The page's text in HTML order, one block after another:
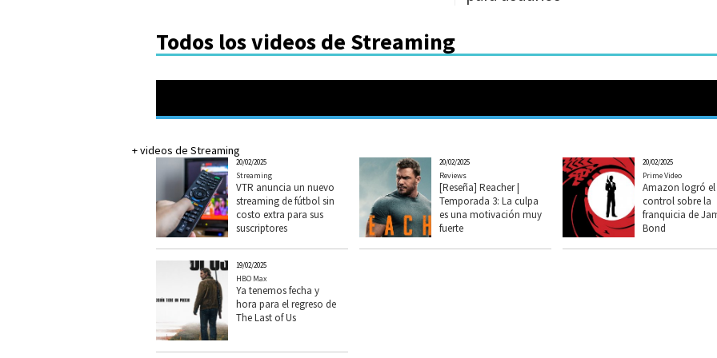
Todos los videos de Streaming
+ videos de Streaming
20/02/2025
Streaming
VTR anuncia un nuevo
streaming de fútbol sin
costo extra para sus
suscriptores
20/02/2025
Reviews
[Reseña] Reacher |
Temporada 3: La culpa
es una motivación muy
fuerte
20/02/2025
Prime Video
Amazon logró el
control sobre la
franquicia de
Bond
19/02/2025
HBO Max
Ya tenemos fecha y
hora para el regreso de
The Last of Us